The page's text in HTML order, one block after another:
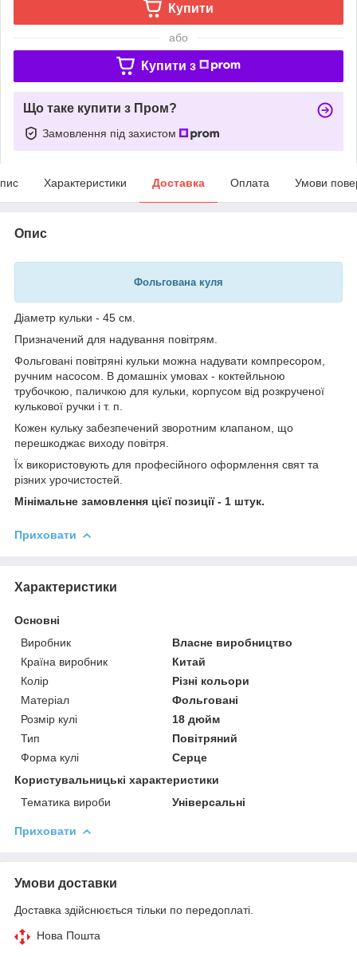
Купити
або
Купити з
Що таке купити з Пром?
Замовлення під захистом
Характеристики Доставка Оплата Умови
Опис
Фольгована куля
Діаметр кульки - 45 см.
Призначений для надування повітрям.
Фольговані повітряні кульки можна надувати компресором,
ручним насосом. В домашніх умовах - коктейльною
трубочкою, паличкою для кульки, корпусом від розкрученої
кулькової ручки і т. п.
Кожен кульку забезпечений зворотним клапаном, що
перешкоджає виходу повітря.
Їх використовують для професійного оформлення свят та
різних урочистостей.
Мінімальне замовлення цієї позиції - 1 штук.
Приховати
Характеристики
Основні
Виробник
Власне виробництво
Країна виробник
Китай
Колір
Різні кольори
Матеріал
Фольговані
Розмір кулі
18 дюйм
Тип
Повітряний
Форма кулі
Серце
Користувальницькі характеристики
Тематика вироби
Універсальні
Приховати
Умови доставки
Доставка здійснюється тільки по передоплаті.
Нова Пошта